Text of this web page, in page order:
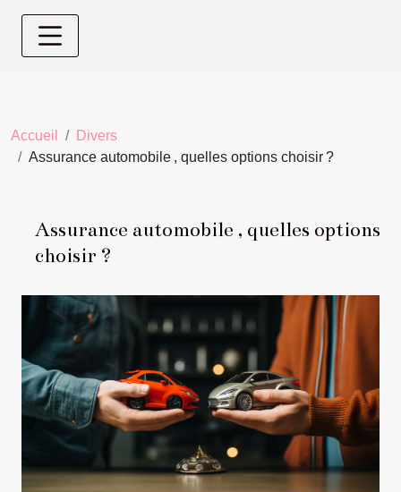
Accueil
Divers
Assurance automobile , quelles options choisir ?
Assurance automobile , quelles options
choisir ?